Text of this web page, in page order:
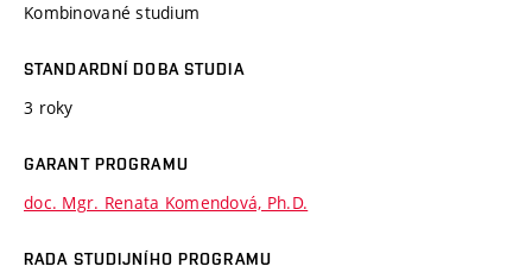
Kombinované studium
STANDARDNÍ DOBA STUDIA
3 roky
GARANT PROGRAMU
doc. Mgr. Renata Komendová, Ph.D.
RADA STUDIJNÍHO PROGRAMU